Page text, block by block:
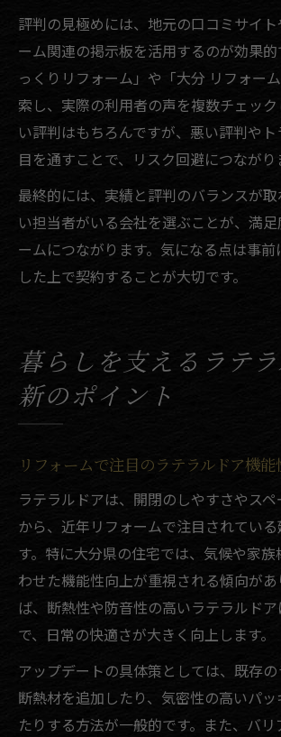
評判の見極めには、地元の口コミサイ
ーム関連の掲示板を活用するのが効果的
っくりリフォーム」や「大分 リフォー
索し、実際の利用者の声を複数チェッ
い評判はもちろんですが、悪い評判や
目を通すことで、リスク回避につながり
最終的には、実績と評判のバランスが
い担当者がいる会社を選ぶことが、満
ームにつながります。気になる点は事
した上で契約することが大切です。
暮らしを支えるラテ
新のポイント
リフォームで注目のラテラルドア機
ラテラルドアは、開閉のしやすさやス
から、近年リフォームで注目されてい
す。特に大分県の住宅では、気候や家
わせた機能性向上が重視される傾向が
ば、断熱性や防音性の高いラテラルド
で、日常の快適さが大きく向上します。
アップデートの具体策としては、既存
断熱材を追加したり、気密性の高いパ
たりする方法が一般的です。また、バ